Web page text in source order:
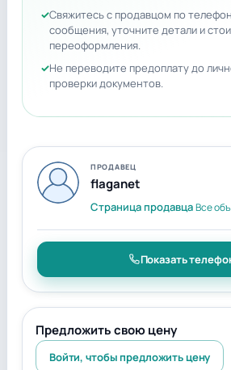
Свяжитесь с продавцом по
сообщения, уточните детали и
переоформления.
Не переводите предоплату до
проверки документов.
ПРОДАВЕЦ
flaganet
Страница продавцаВсе
Показать
Предложить свою цену
Войти, чтобы предложить цену